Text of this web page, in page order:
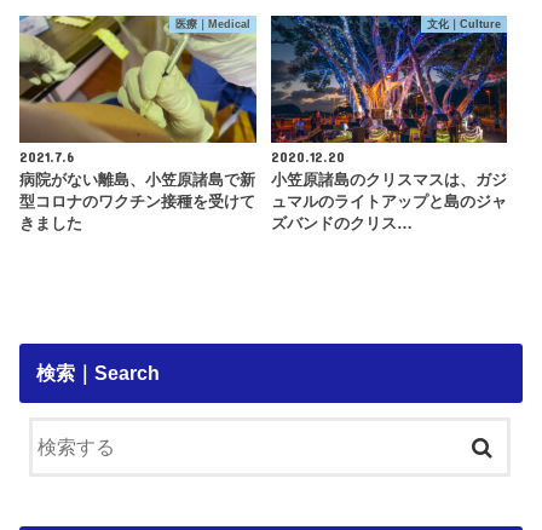
医療｜Medical
2021.7.6
病院がない離島、小笠原諸島で新
型コロナのワクチン接種を受けて
きました
文化｜Culture
2020.12.20
小笠原諸島のクリスマスは、ガジ
ュマルのライトアップと島のジャ
ズバンドのクリス…
検索｜Search